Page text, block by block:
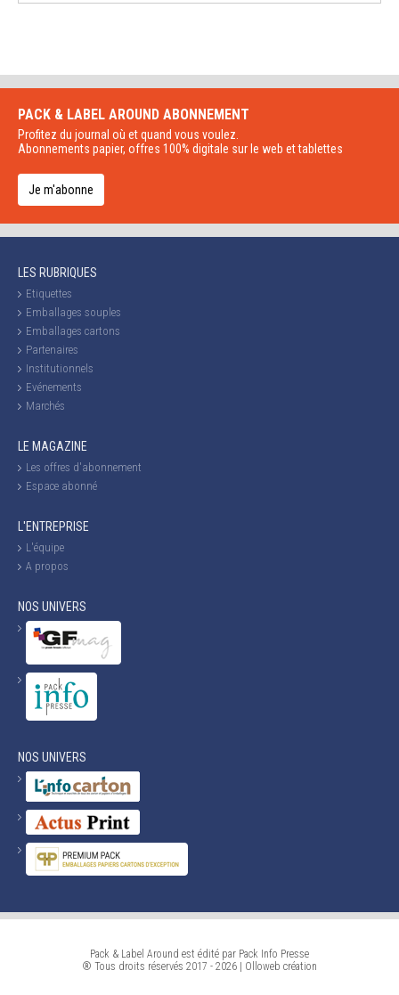
PACK & LABEL AROUND ABONNEMENT
Profitez du journal où et quand vous voulez.
Abonnements papier, offres 100% digitale sur le web et tablettes
Je m'abonne
LES RUBRIQUES
Etiquettes
Emballages souples
Emballages cartons
Partenaires
Institutionnels
Evénements
Marchés
LE MAGAZINE
Les offres d'abonnement
Espace abonné
L'ENTREPRISE
L'équipe
A propos
NOS UNIVERS
NOS UNIVERS
Pack & Label Around est édité par Pack Info Presse
® Tous droits réservés 2017 - 2026 |
Olloweb création